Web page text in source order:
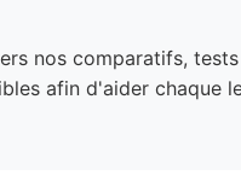
nos comparatifs, tests
afin d'aider chaque